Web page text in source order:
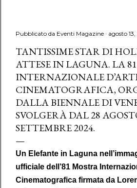
Pubblicato da Eventi Magazine agosto
TANTISSIME STAR DI
ATTESE IN LAGUNA. LA
INTERNAZIONALE
CINEMATOGRAFICA,
DALLA BIENNALE DI
SVOLGERÀ DAL 28
SETTEMBRE 2024.
Un Elefante in Laguna
ufficiale dell’81 Mostra
Cinematografica firmata da